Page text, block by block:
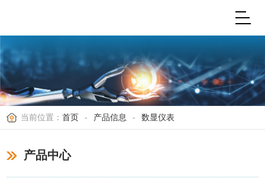
当前位置： 首页 - 产品信息 - 数显仪表
产品中心